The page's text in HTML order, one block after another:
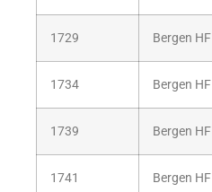
1729 Bergen HF
1734 Bergen HF
1739 Bergen HF
1741 Bergen HF